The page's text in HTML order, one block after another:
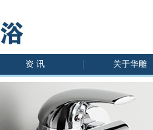
资 讯 关于华雕